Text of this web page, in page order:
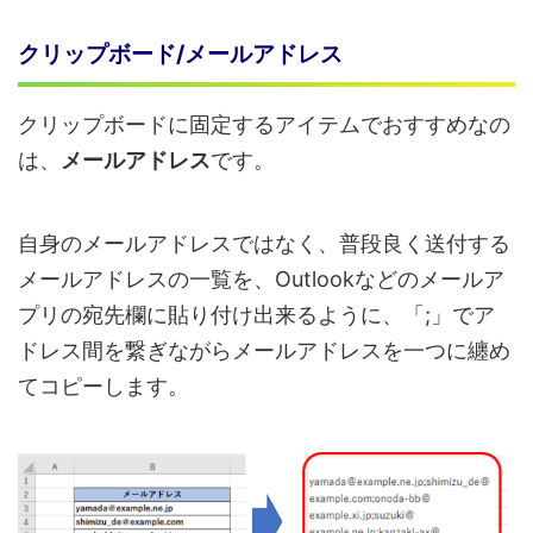
クリップボード/メールアドレス
クリップボードに固定するアイテムでおすすめなの
は、 メールアドレスです。
自身のメールアドレスではなく、普段良く送付する
メールアドレスの一覧を、Outlookなどのメールア
プリの宛先欄に貼り付け出来るように、「;」でア
ドレス間を繋ぎながらメールアドレスを一つに纏め
てコピーします。